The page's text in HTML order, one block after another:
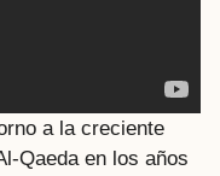
a la creciente
Qaeda en los años